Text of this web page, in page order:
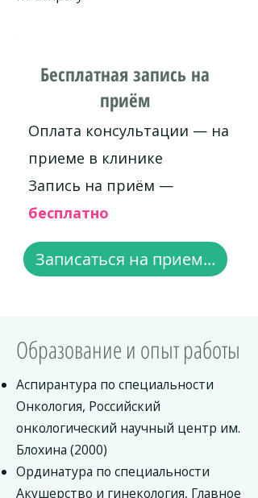
Бесплатная запись на
приём
Оплата консультации — на
приеме в клинике
Запись на приём —
бесплатно
Записаться на прием...
Образование и опыт работы
Аспирантура по специальности
Онкология, Российский
онкологический научный центр им.
Блохина (2000)
Ординатура по специальности
Акушерство и гинекология, Главное